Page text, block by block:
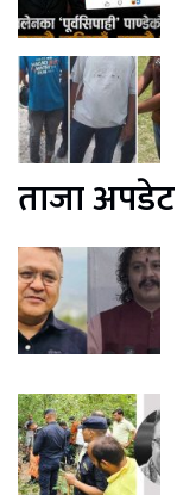
ताजा अपडेट